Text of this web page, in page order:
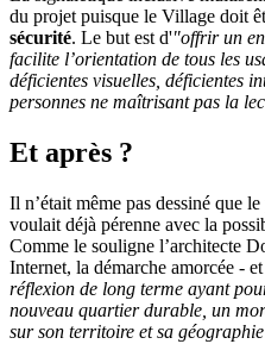
du projet puisque le Village doit
sécurité. Le but est d'"offrir un
facilite l’orientation de tous les
déficientes visuelles, déficientes
personnes ne maîtrisant pas la
Et après ?
Il n’était même pas dessiné que
voulait déjà pérenne avec la
Comme le souligne l’architecte
Internet, la démarche amorcée -
réflexion de long terme ayant
nouveau quartier durable, un
sur son territoire et sa